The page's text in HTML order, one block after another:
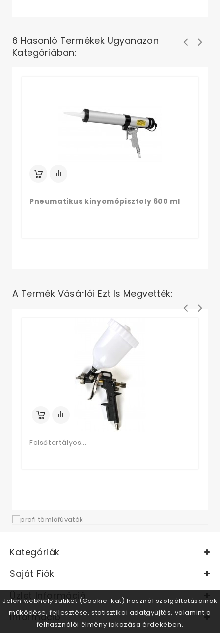
6 Hasonló Termékek Ugyanazon
Kategóriában:
Pneumatikus kinyomópisztoly 600 ml
A Termék Vásárlói Ezt Is Megvették:
Felsőtartályos...
Kategóriák
Saját Fiók
Üzlet Információ
Információ
Jelen webhely sütiket (Cookie-kat) használ szolgáltatásainak
működése, fejlesztése, statisztikai adatgyűjtés, valamint a
felhasználói élmény fokozása érdekében.